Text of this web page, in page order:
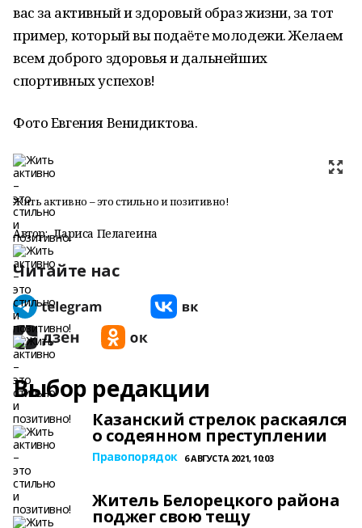
вас за активный и здоровый образ жизни, за тот
пример, который вы подаёте молодежи. Желаем
всем доброго здоровья и дальнейших
спортивных успехов!
Фото Евгения Венидиктова.
Жить активно – это стильно и позитивно!
Автор: Лариса Пелагеина
Читайте нас
Выбор редакции
Казанский стрелок раскаялся
о содеянном преступлении
Правопорядок 6 АВГУСТА 2021, 10:03
Житель Белорецкого района
поджег свою тещу